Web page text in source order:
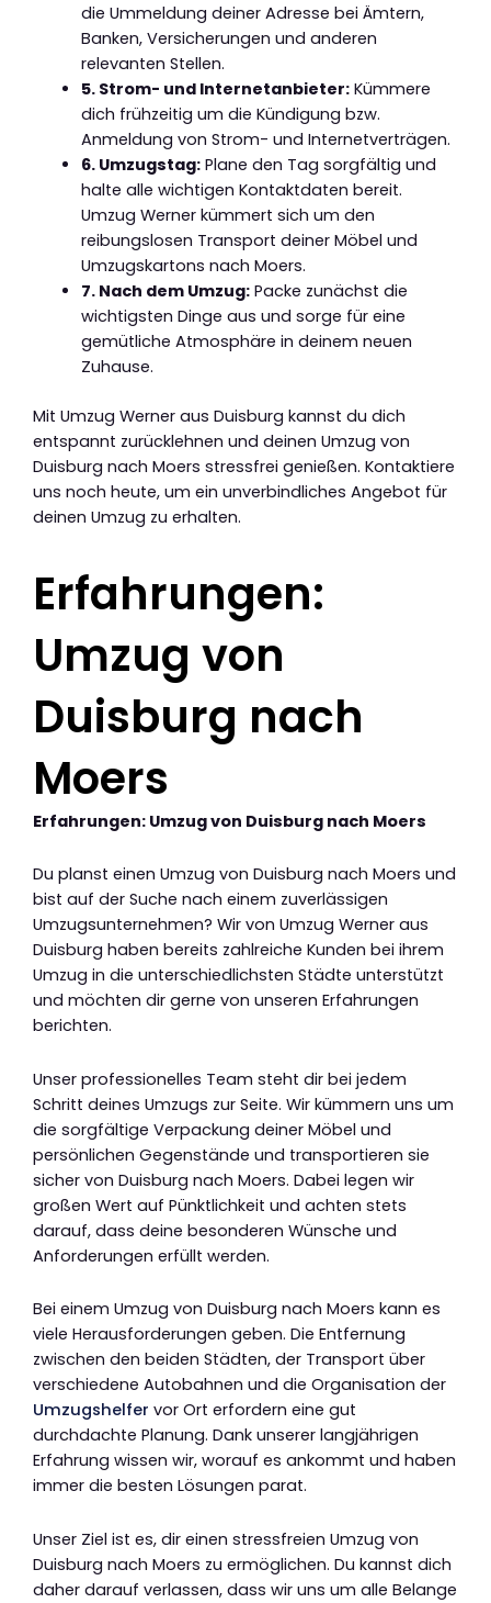
die Ummeldung deiner Adresse bei Ämtern,
Banken, Versicherungen und anderen
relevanten Stellen.
5. Strom- und Internetanbieter:Kümmere
dich frühzeitig um die Kündigung bzw.
Anmeldung von Strom- und Internetverträgen.
6. Umzugstag:Plane den Tag sorgfältig und
halte alle wichtigen Kontaktdaten bereit.
Umzug Werner kümmert sich um den
reibungslosen Transport deiner Möbel und
Umzugskartons nach Moers.
7. Nach dem Umzug:Packe zunächst die
wichtigsten Dinge aus und sorge für eine
gemütliche Atmosphäre in deinem neuen
Zuhause.
Mit Umzug Werner aus Duisburg kannst du dich
entspannt zurücklehnen und deinen Umzug von
Duisburg nach Moers stressfrei genießen. Kontaktiere
uns noch heute, um ein unverbindliches Angebot für
deinen Umzug zu erhalten.
Erfahrungen:
Umzug von
Duisburg nach
Moers
Erfahrungen: Umzug von Duisburg nach Moers
Du planst einen Umzug von Duisburg nach Moers und
bist auf der Suche nach einem zuverlässigen
Umzugsunternehmen? Wir von Umzug Werner aus
Duisburg haben bereits zahlreiche Kunden bei ihrem
Umzug in die unterschiedlichsten Städte unterstützt
und möchten dir gerne von unseren Erfahrungen
berichten.
Unser professionelles Team steht dir bei jedem
Schritt deines Umzugs zur Seite. Wir kümmern uns um
die sorgfältige Verpackung deiner Möbel und
persönlichen Gegenstände und transportieren sie
sicher von Duisburg nach Moers. Dabei legen wir
großen Wert auf Pünktlichkeit und achten stets
darauf, dass deine besonderen Wünsche und
Anforderungen erfüllt werden.
Bei einem Umzug von Duisburg nach Moers kann es
viele Herausforderungen geben. Die Entfernung
zwischen den beiden Städten, der Transport über
verschiedene Autobahnen und die Organisation der
Umzugshelfer vor Ort erfordern eine gut
durchdachte Planung. Dank unserer langjährigen
Erfahrung wissen wir, worauf es ankommt und haben
immer die besten Lösungen parat.
Unser Ziel ist es, dir einen stressfreien Umzug von
Duisburg nach Moers zu ermöglichen. Du kannst dich
daher darauf verlassen, dass wir uns um alle Belange